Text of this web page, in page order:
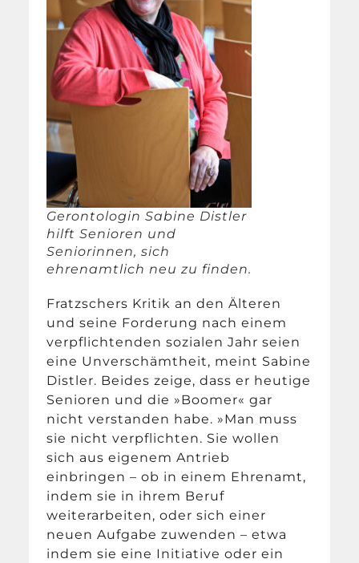
Gerontologin Sabine Distler
hilft Senioren und
Seniorinnen, sich
ehrenamtlich neu zu finden.
Fratzschers Kritik an den Älteren
und seine Forderung nach einem
verpflichtenden sozialen Jahr seien
eine Unverschämtheit, meint Sabine
Distler. Beides zeige, dass er heutige
Senioren und die »Boomer« gar
nicht verstanden habe. »Man muss
sie nicht verpflichten. Sie wollen
sich aus eigenem Antrieb
einbringen – ob in einem Ehrenamt,
indem sie in ihrem Beruf
weiterarbeiten, oder sich einer
neuen Aufgabe zuwenden – etwa
indem sie eine Initiative oder ein